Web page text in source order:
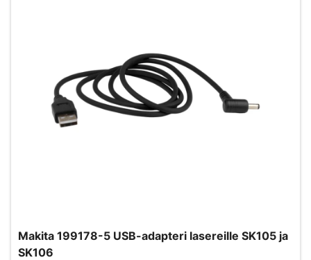
Makita 199178-5 USB-adapteri lasereille SK105 ja
SK106